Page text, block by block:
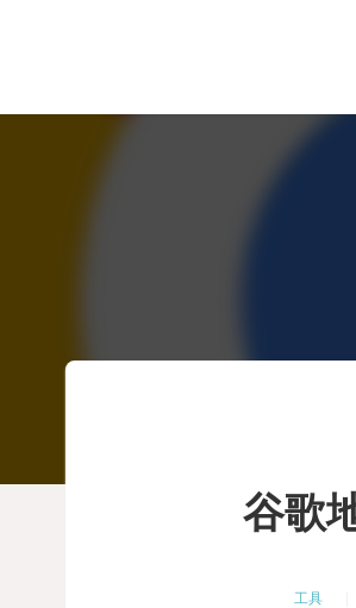
谷歌
工具